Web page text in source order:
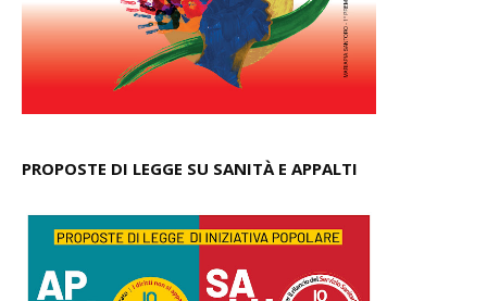
PROPOSTE DI LEGGE SU SANITÀ E APPALTI